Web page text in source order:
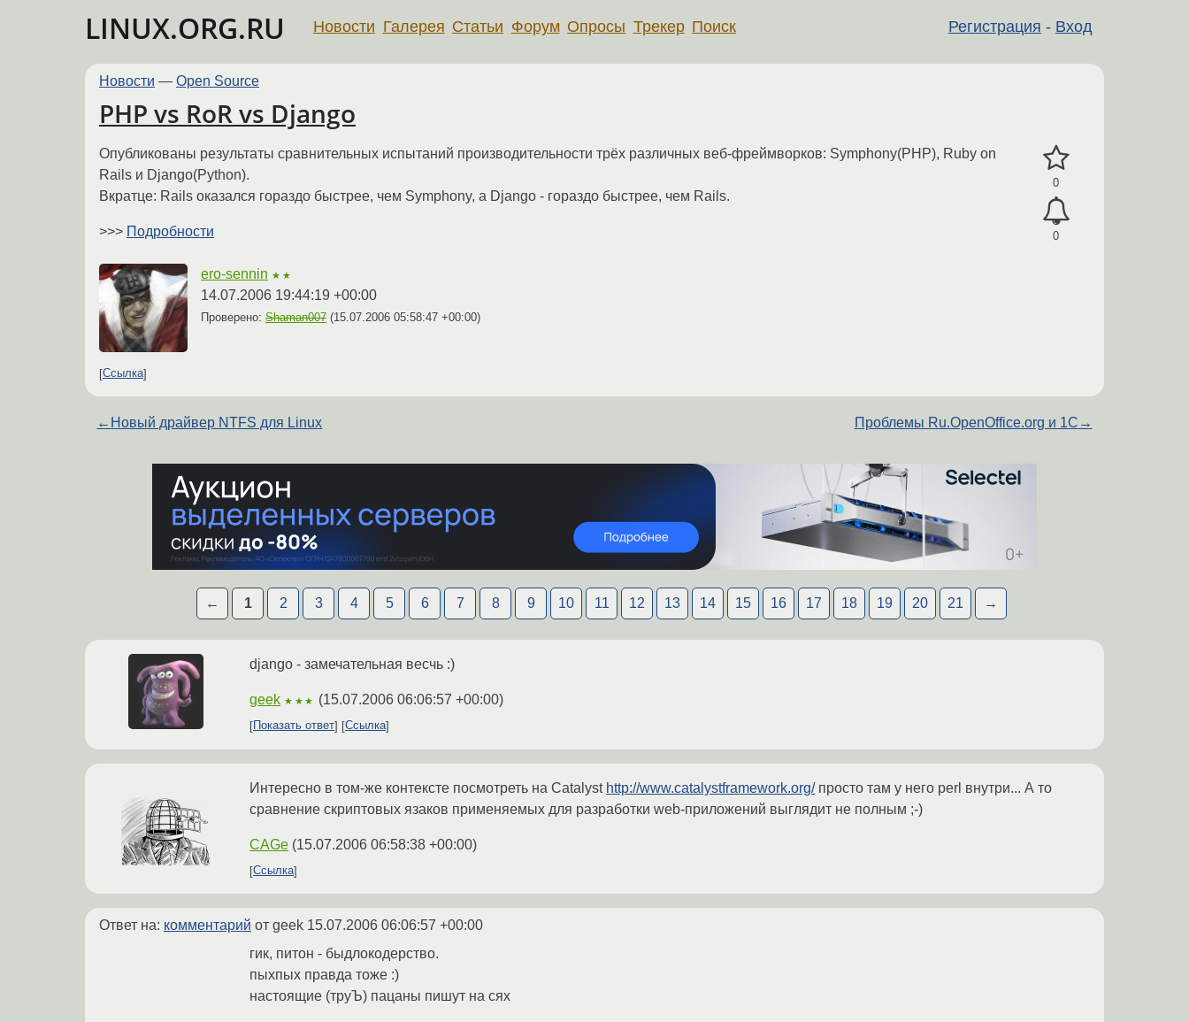
LINUX.ORG.RU Регистрация - Вход
Новости Галерея Статьи Форум Опросы Трекер Поиск
Новости — Open Source
PHP vs RoR vs Django
0
0
Опубликованы результаты сравнительных испытаний производительности трёх различных веб-фреймворков: Symphony(PHP), Ruby on
Rails и Django(Python).
Вкратце: Rails оказался гораздо быстрее, чем Symphony, а Django - гораздо быстрее, чем Rails.
>>> Подробности
ero-sennin ★★
14.07.2006 19:44:19 +00:00
Проверено: Shaman007 (15.07.2006 05:58:47 +00:00)
Ссылка
← Новый драйвер NTFS для Linux Проблемы Ru.OpenOffice.org и 1C →
← 1 2 3 4 5 6 7 8 9 10 11 12 13 14 15 16 17 18 19 20 21 →
django - замечательная весчь :)
geek ★★★ (15.07.2006 06:06:57 +00:00)
Показать ответ Ссылка
Интересно в том-же контексте посмотреть на Catalyst http://www.catalystframework.org/просто там у него perl внутри... А то
сравнение скриптовых язаков применяемых для разработки web-приложений выглядит не полным ;-)
CAGe (15.07.2006 06:58:38 +00:00)
Ссылка
Ответ на: комментарий от geek 15.07.2006 06:06:57 +00:00
гик, питон - быдлокодерство.
пыхпых правда тоже :)
настоящие (труЪ) пацаны пишут на сях